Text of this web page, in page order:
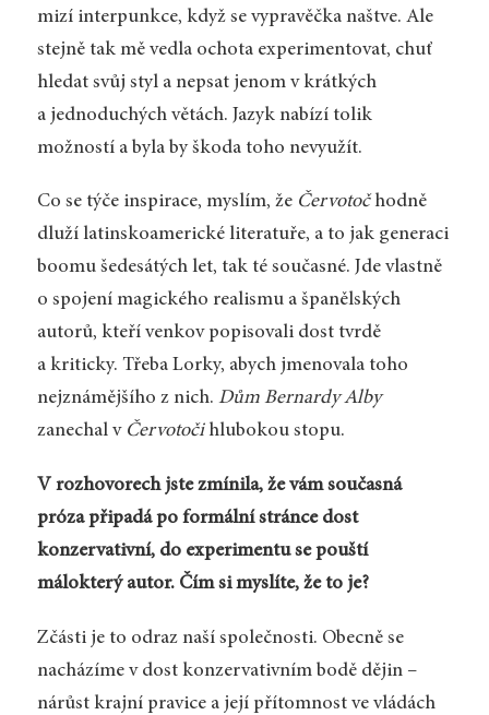
mizí interpunkce, když se vypravěčka naštve. Ale
stejně tak mě vedla ochota experimentovat, chuť
hledat svůj styl a nepsat jenom v krátkých
a jednoduchých větách. Jazyk nabízí tolik
možností a byla by škoda toho nevyužít.
Co se týče inspirace, myslím, že Červotočhodně
dluží latinskoamerické literatuře, a to jak generaci
boomu šedesátých let, tak té současné. Jde vlastně
o spojení magického realismu a španělských
autorů, kteří venkov popisovali dost tvrdě
a kriticky. Třeba Lorky, abych jmenovala toho
nejznámějšího z nich. Dům Bernardy Alby
zanechal v Červotočihlubokou stopu.
V rozhovorech jste zmínila, že vám současná
próza připadá po formální stránce dost
konzervativní, do experimentu se pouští
málokterý autor. Čím si myslíte, že to je?
Zčásti je to odraz naší společnosti. Obecně se
nacházíme v dost konzervativním bodě dějin –
nárůst krajní pravice a její přítomnost ve vládách